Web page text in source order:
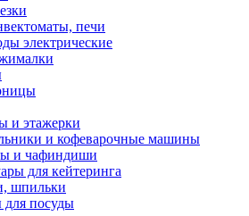
печи
электрические
и этажерки
и кофеварочные машины
и чафиндиши
для кейтеринга
шпильки
для посуды